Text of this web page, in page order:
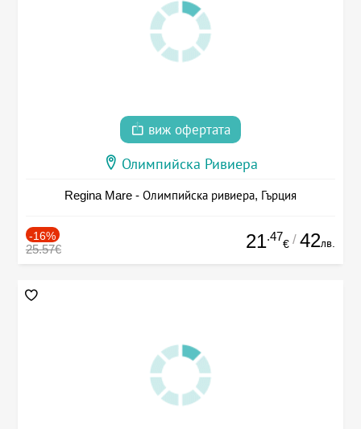
виж офертата
Олимпийска Ривиера
Regina Mare - Олимпийска ривиера, Гърция
-16%
25.57€ 21.47
€ / 42лв.